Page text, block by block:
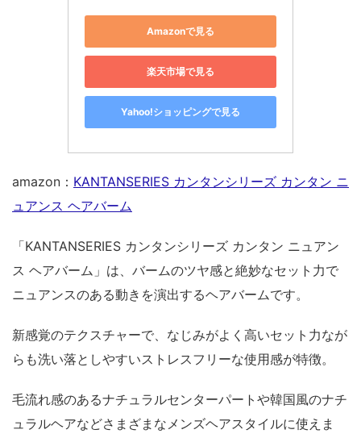
Amazonで見る
楽天市場で見る
Yahoo!ショッピングで見る
amazon： KANTANSERIES カンタンシリーズ カンタン ニ
ュアンス ヘアバーム
「KANTANSERIES カンタンシリーズ カンタン ニュアン
ス ヘアバーム」は、バームのツヤ感と絶妙なセット力で
ニュアンスのある動きを演出するヘアバームです。
新感覚のテクスチャーで、なじみがよく高いセット力なが
らも洗い落としやすいストレスフリーな使用感が特徴。
毛流れ感のあるナチュラルセンターパートや韓国風のナチ
ュラルヘアなどさまざまなメンズヘアスタイルに使えま